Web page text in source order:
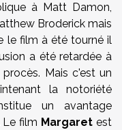
à Matt Damon,
Broderick mais
le film à été tourné il
a été retardée à
Mais c'est un
la notoriété
un avantage
Le film Margaret est